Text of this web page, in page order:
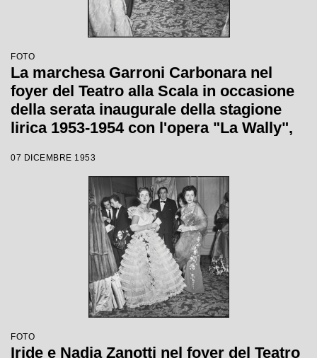
FOTO
La marchesa Garroni Carbonara nel
foyer del Teatro alla Scala in occasione
della serata inaugurale della stagione
lirica 1953-1954 con l'opera "La Wally",
Maria Giulini, con la regia di Tatiana
07 DICEMBRE 1953
FOTO
Iride e Nadia Zanotti nel foyer del Teatro